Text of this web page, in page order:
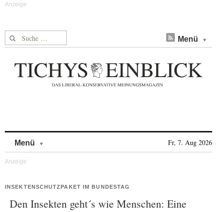
Suche nach: Menü
Menü Fr, 7. Aug 2026
INSEKTENSCHUTZPAKET IM BUNDESTAG
Den Insekten geht´s wie Menschen: Eine